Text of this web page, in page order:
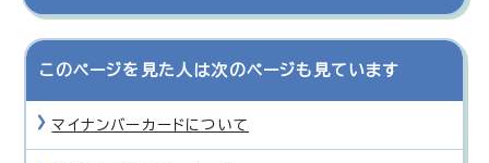
このページを見た人は次のページも見ています
マイナンバーカードについて